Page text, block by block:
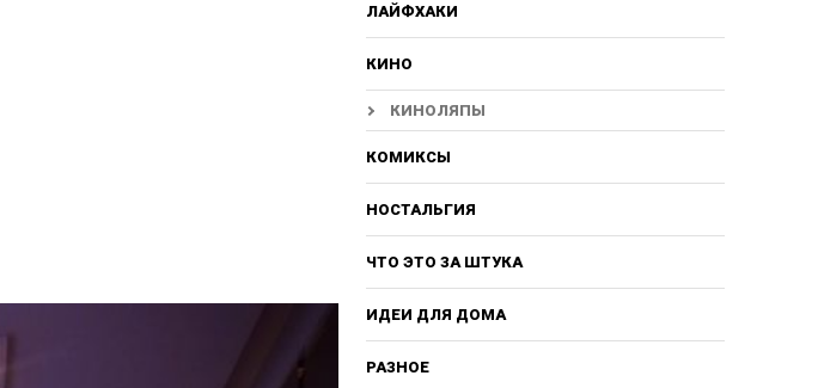
ЛАЙФХАКИ
КИНО
КИНОЛЯПЫ
КОМИКСЫ
НОСТАЛЬГИЯ
ЧТО ЭТО ЗА ШТУКА
ИДЕИ ДЛЯ ДОМА
РАЗНОЕ